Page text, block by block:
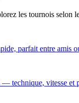
les tournois selon
parfait entre amis
technique, vitesse et